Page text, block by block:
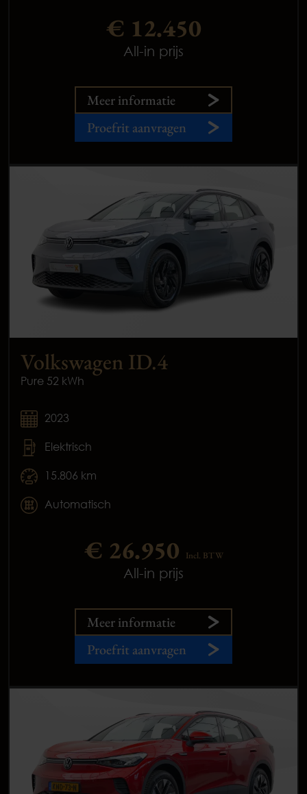
€ 12.450
All-in prijs
Meer informatie
Proefrit aanvragen
Volkswagen ID.4
Pure 52 kWh
2023
Elektrisch
15.806 km
Automatisch
€ 26.950 Incl. BTW
All-in prijs
Meer informatie
Proefrit aanvragen